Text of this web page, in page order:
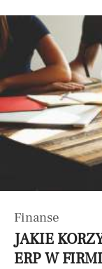
Finanse
JAKIE
ERP W